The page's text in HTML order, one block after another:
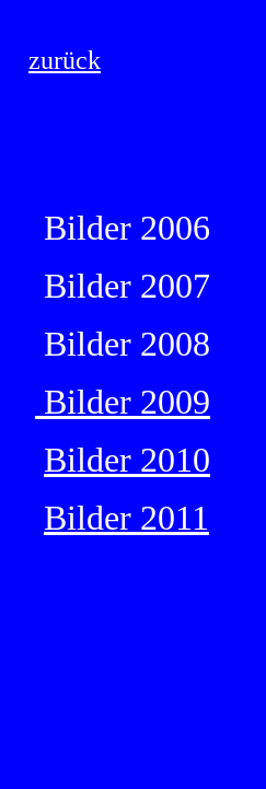
zurück
Bilder 2006
Bilder 2007
Bilder 2008
Bilder 2009
Bilder 2010
Bilder 2011